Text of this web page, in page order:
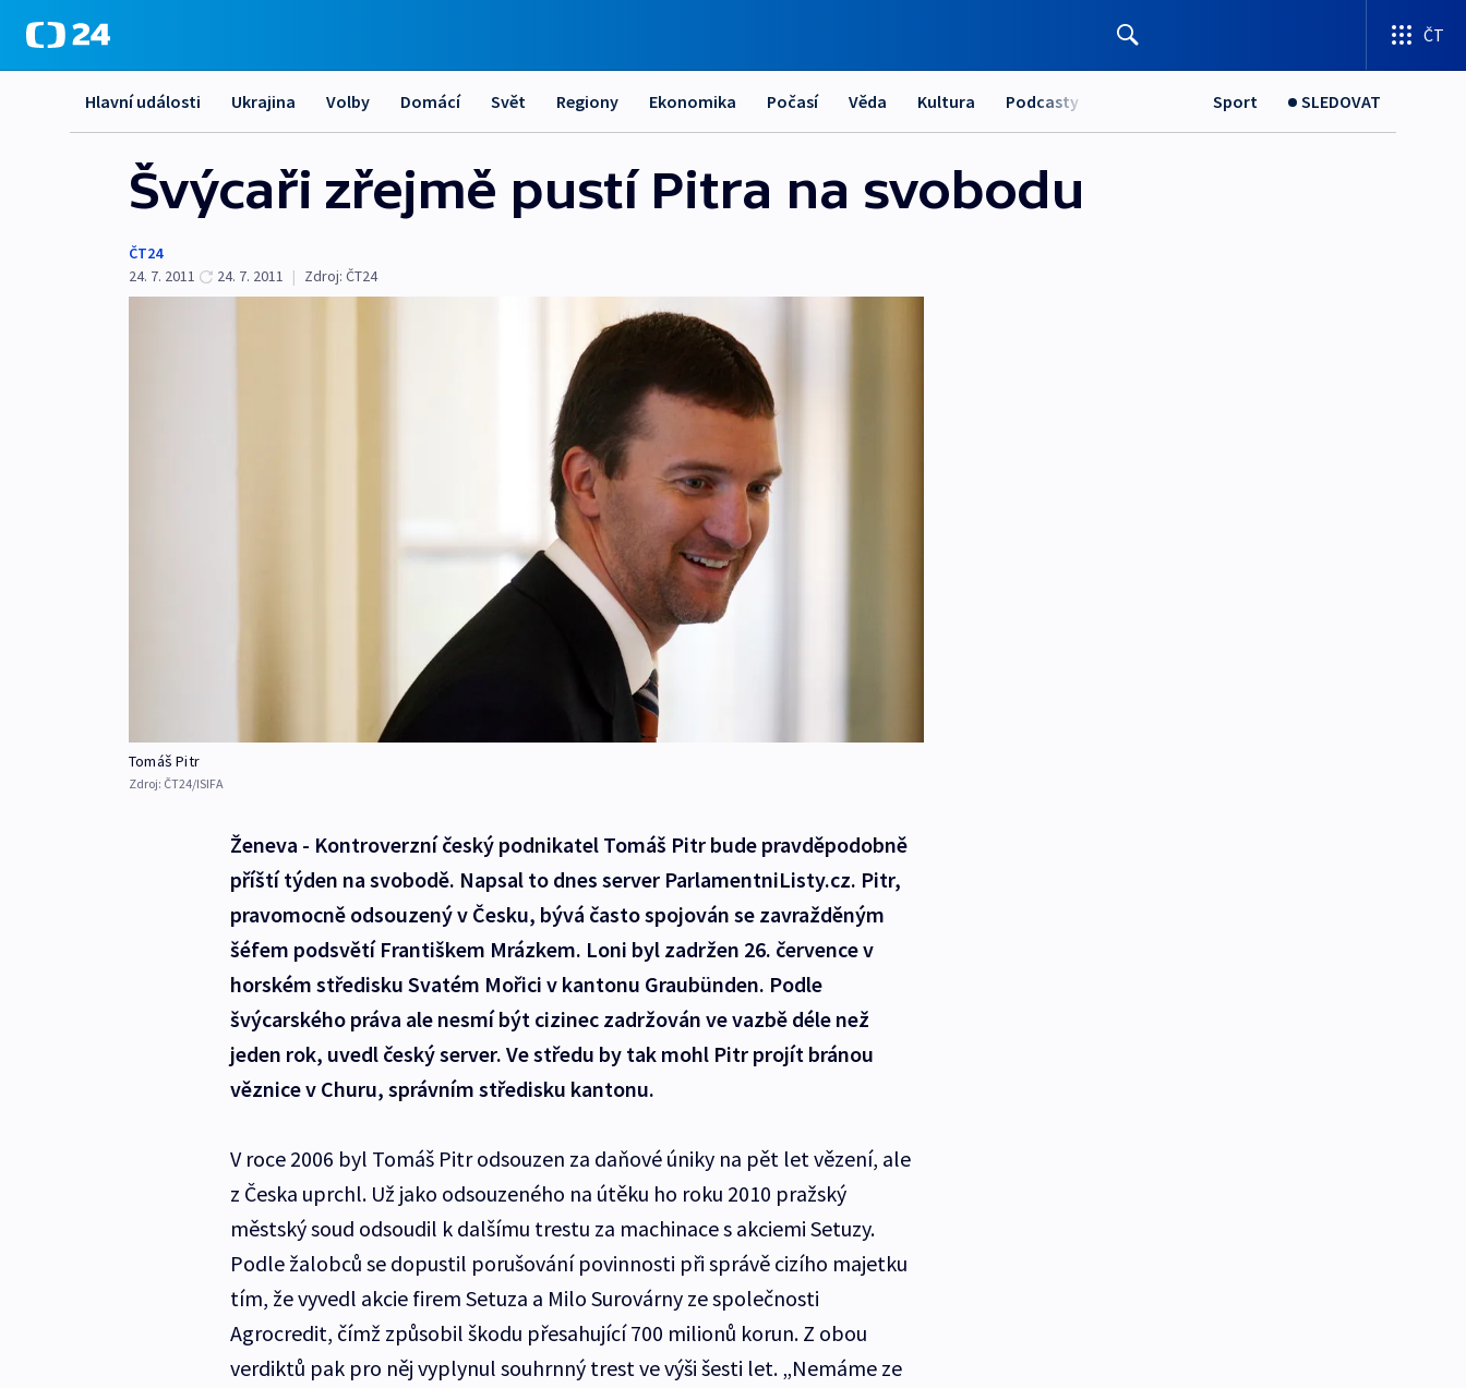
ČT
Hlavní události Ukrajina Volby Domácí Svět Regiony Ekonomika Počasí Věda Kultura Podcasty Sport SLEDOVAT
Švýcaři zřejmě pustí Pitra na svobodu
ČT24
24. 7. 2011
24. 7. 2011 | Zdroj: ČT24
Tomáš Pitr
Zdroj: ČT24/ISIFA
Ženeva - Kontroverzní český podnikatel Tomáš Pitr bude pravděpodobně
příští týden na svobodě. Napsal to dnes server ParlamentniListy.cz. Pitr,
pravomocně odsouzený v Česku, bývá často spojován se zavražděným
šéfem podsvětí Františkem Mrázkem. Loni byl zadržen 26. července v
horském středisku Svatém Mořici v kantonu Graubünden. Podle
švýcarského práva ale nesmí být cizinec zadržován ve vazbě déle než
jeden rok, uvedl český server. Ve středu by tak mohl Pitr projít bránou
věznice v Churu, správním středisku kantonu.
V roce 2006 byl Tomáš Pitr odsouzen za daňové úniky na pět let vězení, ale
z Česka uprchl. Už jako odsouzeného na útěku ho roku 2010 pražský
městský soud odsoudil k dalšímu trestu za machinace s akciemi Setuzy.
Podle žalobců se dopustil porušování povinnosti při správě cizího majetku
tím, že vyvedl akcie firem Setuza a Milo Surovárny ze společnosti
Agrocredit, čímž způsobil škodu přesahující 700 milionů korun. Z obou
verdiktů pak pro něj vyplynul souhrnný trest ve výši šesti let. „Nemáme ze